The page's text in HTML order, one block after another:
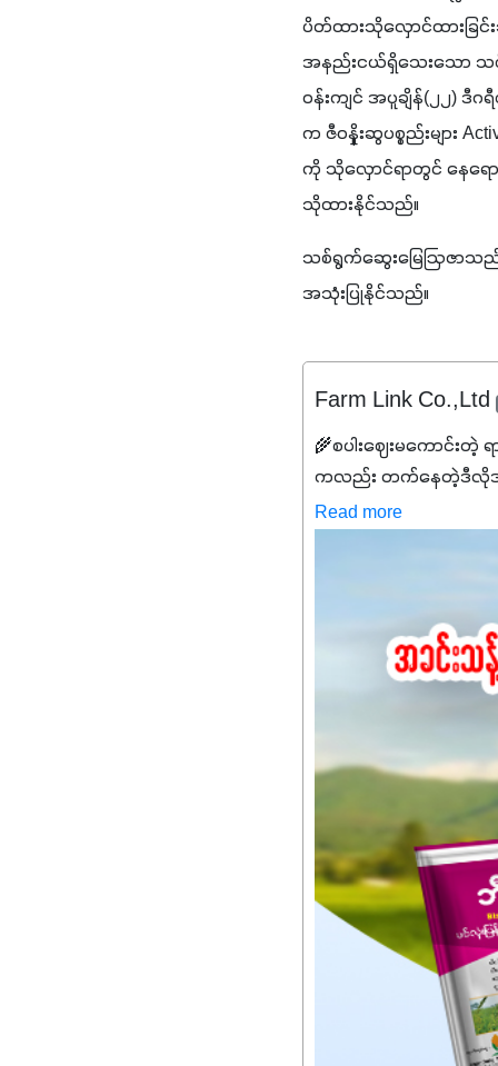
ပိတ်ထားသိုလှောင်ထားခြင်
အနည်းငယ်ရှိသေးသော သစ်ရွ
ဝန်းကျင် အပူချိန်(၂၂)
က ဇီဝနှိုးဆွပစ္စည်းများ
ကို သိုလှောင်ရာတွင် နေရေ
သိုထားနိုင်သည်။
သစ်ရွက်ဆွေးမြေဩဇာသည် မ
အသုံးပြုနိုင်သည်။
Farm Link Co.,Ltd
🌾စပါးဈေးမကောင်း
ကလည်း တက်နေတဲ့ဒီလိုအချိ
✔️ဒါကြောင့် ကိုယ်သုံးသ
Read more